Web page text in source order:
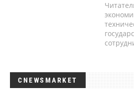
CNEWSMARKET